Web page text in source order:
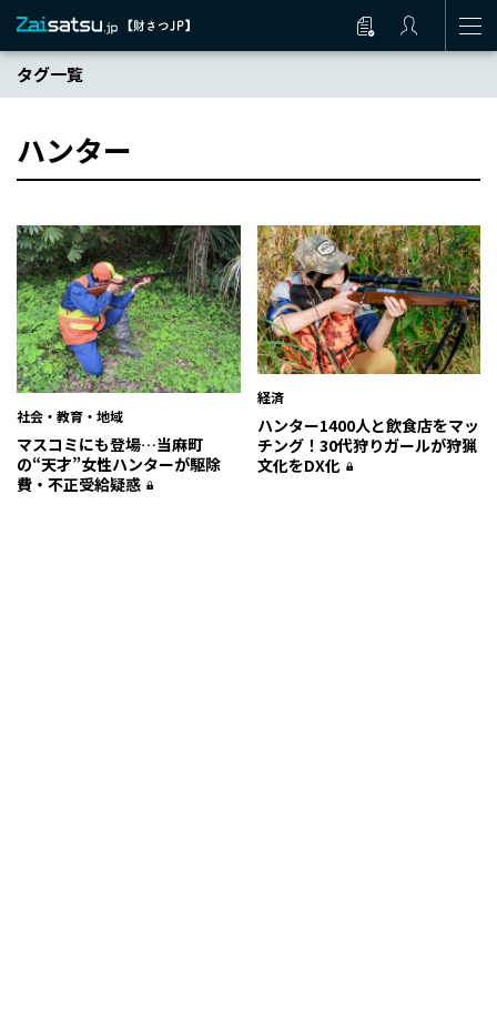
タグ一覧
ハンター
社会・教育・地域
マスコミにも登場…当麻町
の“天才”女性ハンターが駆除
費・不正受給疑惑
経済
ハンター1400人と飲食店をマッ
チング！30代狩りガールが狩猟
文化をDX化